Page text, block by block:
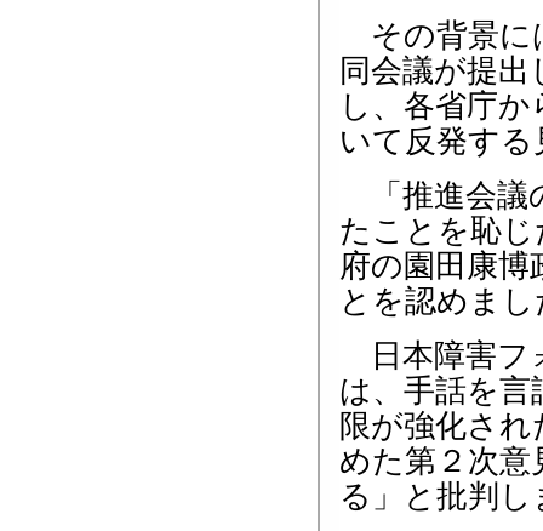
その背景に
同会議が提
し、各省庁
いて反発す
「推進会議
たことを恥
府の園田康
とを認めまし
日本障害フ
は、手話を
限が強化さ
めた第２次
る」と批判